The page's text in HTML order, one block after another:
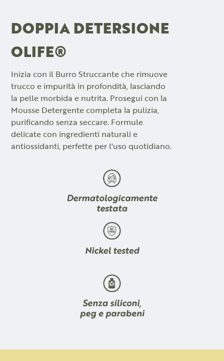
DOPPIA DETERSIONE
OLIFE®
Inizia con il Burro Struccante che rimuove
trucco e impurità in profondità, lasciando
la pelle morbida e nutrita. Prosegui con la
Mousse Detergente completa la pulizia,
purificando senza seccare. Formule
delicate con ingredienti naturali e
antiossidanti, perfette per l'uso quotidiano.